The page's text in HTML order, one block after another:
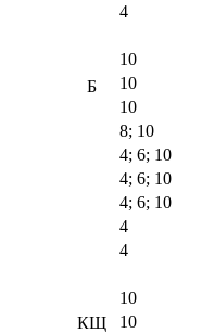
4
Б
10
10
10
8; 10
4; 6; 10
4; 6; 10
4; 6; 10
4
4
КЩ
10
10